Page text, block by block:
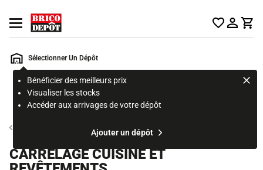
Ouvrir le menu
Sélectionner Un Dépôt
Bénéficier des meilleurs prix
Visualiser les stocks
Accéder aux arrivages de votre dépôt
Ajouter un dépôt
Rechercher
page
Revêtement et finition cuisine
CARRELAGE CUISINE ET